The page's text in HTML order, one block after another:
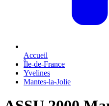
Accueil
Île-de-France
Yvelines
Mantes-la-Jolie